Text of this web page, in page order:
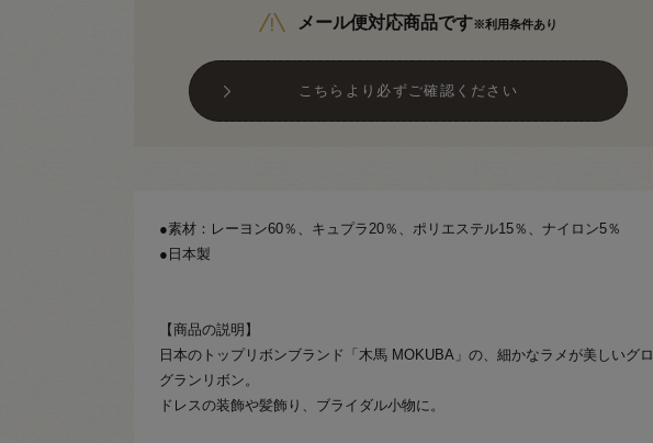
メール便対応商品です※利用条件あり
こちらより必ずご確認ください
●素材：レーヨン60％、キュプラ20％、ポリエステル15％、ナイロン5％
●日本製
【商品の説明】
日本のトップリボンブランド「木馬 MOKUBA」の、細かなラメが美しいグロ
グランリボン。
ドレスの装飾や髪飾り、ブライダル小物に。